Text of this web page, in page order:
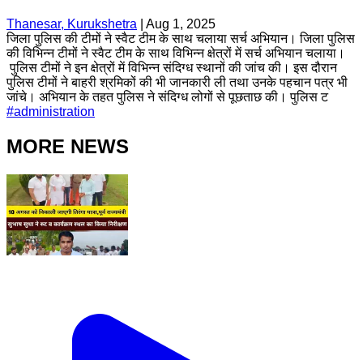
Thanesar, Kurukshetra
Aug 1, 2025
जिला पुलिस की टीमों ने स्वैट टीम के साथ चलाया सर्च अभियान। जिला पुलिस
की विभिन्न टीमों ने स्वैट टीम के साथ विभिन्न क्षेत्रों में सर्च अभियान चलाया।
पुलिस टीमों ने इन क्षेत्रों में विभिन्न संदिग्ध स्थानों की जांच की। इस दौरान
पुलिस टीमों ने बाहरी श्रमिकों की भी जानकारी ली तथा उनके पहचान पत्र भी
जांचे। अभियान के तहत पुलिस ने संदिग्ध लोगों से पूछताछ की। पुलिस ट
#administration
MORE NEWS